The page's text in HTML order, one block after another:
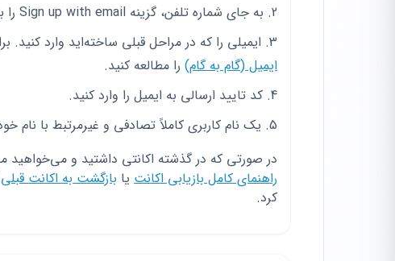
به جای شماره تلفن، گزینه Sign up with email را بزنید.
ایمیلی را که در مراحل قبلی ساخته‌اید وارد کنید.
ایمیل (گام به گام) را مطالعه کنید.
کد تایید ارسالی به ایمیل را وارد کنید.
یک نام کاربری کاملاً تصادفی و غیرمرتبط با نام
در صورتی که در گذشته اکانتی داشتید و می‌خواهید
راهنمای کامل بازیابی اکانت یا بازگشت به اکانت
کرد.